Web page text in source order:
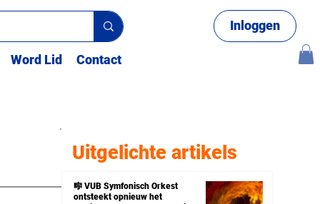
Inloggen
Word Lid Contact
Uitgelichte artikels
🎼 VUB Symfonisch Orkest
ontsteekt opnieuw het